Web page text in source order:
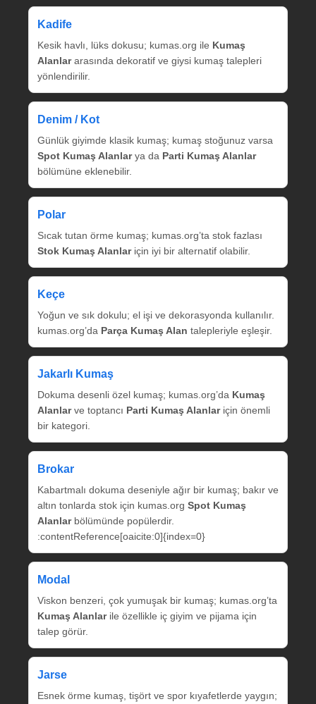
Kadife
Kesik havlı, lüks dokusu; kumas.org ile Kumaş
Alanlararasında dekoratif ve giysi kumaş talepleri
yönlendirilir.
Denim / Kot
Günlük giyimde klasik kumaş; kumaş stoğunuz varsa
Spot Kumaş Alanlarya da Parti Kumaş Alanlar
bölümüne eklenebilir.
Polar
Sıcak tutan örme kumaş; kumas.org’ta stok fazlası
Stok Kumaş Alanlariçin iyi bir alternatif olabilir.
Keçe
Yoğun ve sık dokulu; el işi ve dekorasyonda kullanılır.
kumas.org’da Parça Kumaş Alan talepleriyle eşleşir.
Jakarlı Kumaş
Dokuma desenli özel kumaş; kumas.org’da Kumaş
Alanlarve toptancı Parti Kumaş Alanlariçin önemli
bir kategori.
Brokar
Kabartmalı dokuma deseniyle ağır bir kumaş; bakır ve
altın tonlarda stok için kumas.org Spot Kumaş
Alanlarbölümünde popülerdir.
:contentReference[oaicite:0]{index=0}
Modal
Viskon benzeri, çok yumuşak bir kumaş; kumas.org’ta
Kumaş Alanlarile özellikle iç giyim ve pijama için
talep görür.
Jarse
Esnek örme kumaş, tişört ve spor kıyafetlerde yaygın;